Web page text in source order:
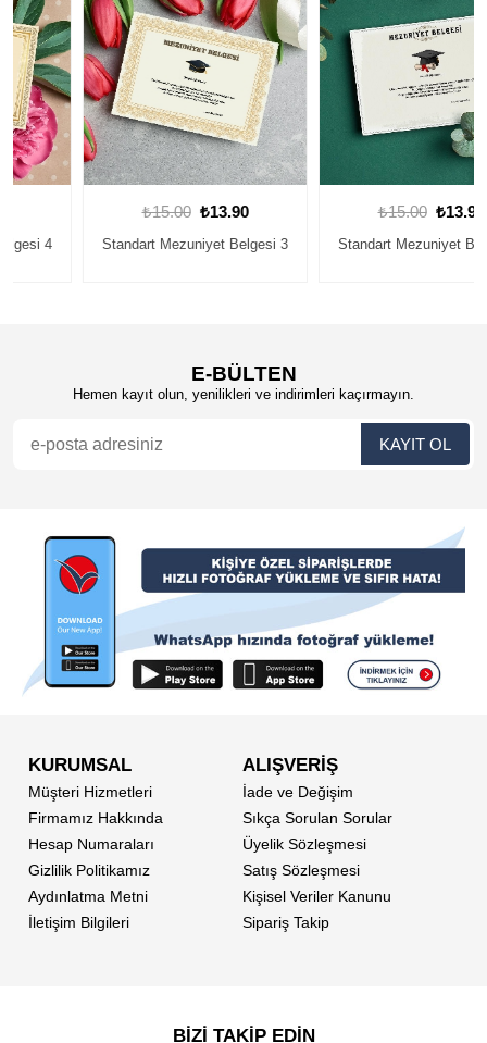
₺13.90
Standart Mezuniyet Belgesi 3
₺13.90
Standart Mezuniyet Belgesi 3
E-BÜLTEN
Hemen kayıt olun, yenilikleri ve indirimleri kaçırmayın.
KURUMSAL
Müşteri Hizmetleri
Firmamız Hakkında
Hesap Numaraları
Gizlilik Politikamız
Aydınlatma Metni
İletişim Bilgileri
ALIŞVERİŞ
İade ve Değişim
Sıkça Sorulan Sorular
Üyelik Sözleşmesi
Satış Sözleşmesi
Kişisel Veriler Kanunu
Sipariş Takip
BİZİ TAKİP EDİN